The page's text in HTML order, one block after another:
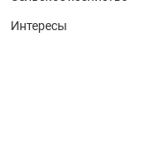
Интересы